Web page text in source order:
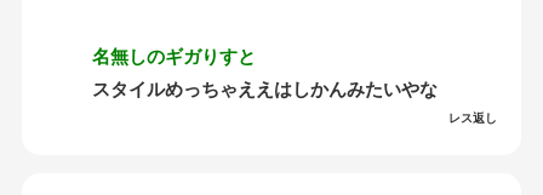
名無しのギガりすと
スタイルめっちゃええはしかんみたいやな
レス返し